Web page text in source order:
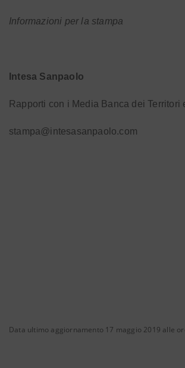
Informazioni per la stampa
Intesa Sanpaolo
Rapporti con i Media Banca dei Territori
stampa@intesasanpaolo.com
Data ultimo aggiornamento 17 maggio 2019 alle